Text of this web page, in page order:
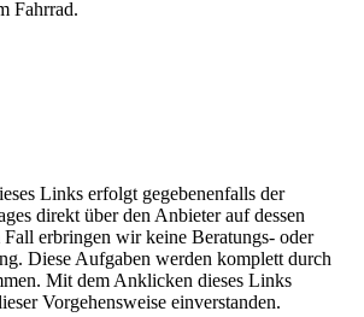
Fahrrad.
Links erfolgt gegebenenfalls der
direkt über den Anbieter auf dessen
erbringen wir keine Beratungs- oder
Diese Aufgaben werden komplett durch
Mit dem Anklicken dieses Links
Vorgehensweise einverstanden.